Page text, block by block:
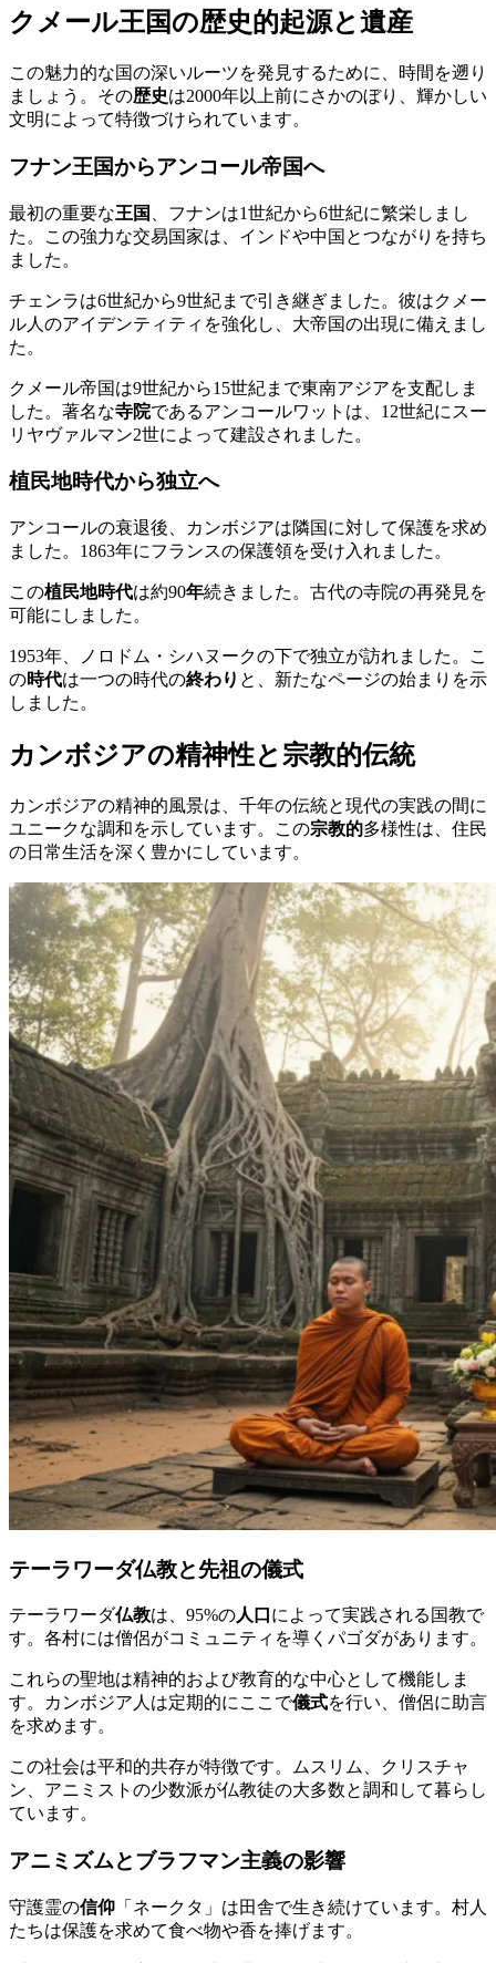
クメール王国の歴史的起源と遺産
この魅力的な国の深いルーツを発見するために、時間を遡り
ましょう。その歴史は2000年以上前にさかのぼり、輝かしい
文明によって特徴づけられています。
フナン王国からアンコール帝国へ
最初の重要な王国
、フナンは1世紀から6世紀に繁栄しまし
た。この強力な交易国家は、インドや中国とつながりを持ち
ました。
チェンラは6世紀から9世紀まで引き継ぎました。彼はクメー
ル人のアイデンティティを強化し、大帝国の出現に備えまし
た。
クメール帝国は9世紀から15世紀まで東南アジアを支配しま
した。著名な寺院であるアンコールワットは、12世紀にスー
リヤヴァルマン2世によって建設されました。
植民地時代から独立へ
アンコールの衰退後、カンボジアは隣国に対して保護を求め
ました。1863年にフランスの保護領を受け入れました。
この植民地時代は約90年続きました。古代の寺院の再発見を
可能にしました。
1953年、ノロドム・シハヌークの下で独立が訪れました。こ
の時代は一つの時代の終わり と、新たなページの始まりを示
しました。
カンボジアの精神性と宗教的伝統
カンボジアの精神的風景は、千年の伝統と現代の実践の間に
ユニークな調和を示しています。この宗教的多様性は、住民
の日常生活を深く豊かにしています。
テーラワーダ仏教と先祖の儀式
テーラワーダ仏教は、95%の人口 によって実践される国教で
す。各村には僧侶がコミュニティを導くパゴダがあります。
これらの聖地は精神的および教育的な中心として機能しま
す。カンボジア人は定期的にここで儀式を行い、僧侶に助言
を求めます。
この社会は平和的共存が特徴です。ムスリム、クリスチャ
ン、アニミストの少数派が仏教徒の大多数と調和して暮らし
ています。
アニミズムとブラフマン主義の影響
守護霊の信仰 「ネークタ」は田舎で生き続けています。村人
たちは保護を求めて食べ物や香を捧げます。